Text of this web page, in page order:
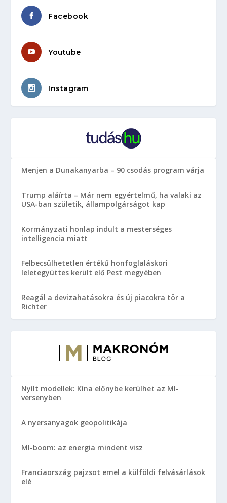
Facebook
Youtube
Instagram
Menjen a Dunakanyarba – 90 csodás program várja
Trump aláírta – Már nem egyértelmű, ha valaki az
USA-ban születik, állampolgárságot kap
Kormányzati honlap indult a mesterséges
intelligencia miatt
Felbecsülhetetlen értékű honfoglaláskori
leletegyüttes került elő Pest megyében
Reagál a devizahatásokra és új piacokra tör a
Richter
Nyílt modellek: Kína előnybe kerülhet az MI-
versenyben
A nyersanyagok geopolitikája
MI-boom: az energia mindent visz
Franciaország pajzsot emel a külföldi felvásárlások
elé